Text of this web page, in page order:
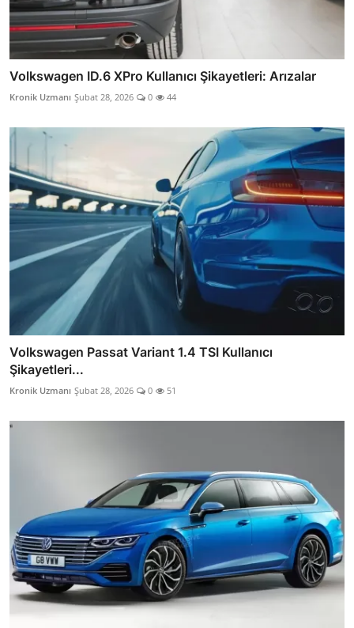
Volkswagen ID.6 XPro Kullanıcı Şikayetleri: Arızalar
Kronik Uzmanı Şubat 28, 2026 0 44
Volkswagen Passat Variant 1.4 TSI Kullanıcı
Şikayetleri...
Kronik Uzmanı Şubat 28, 2026 0 51